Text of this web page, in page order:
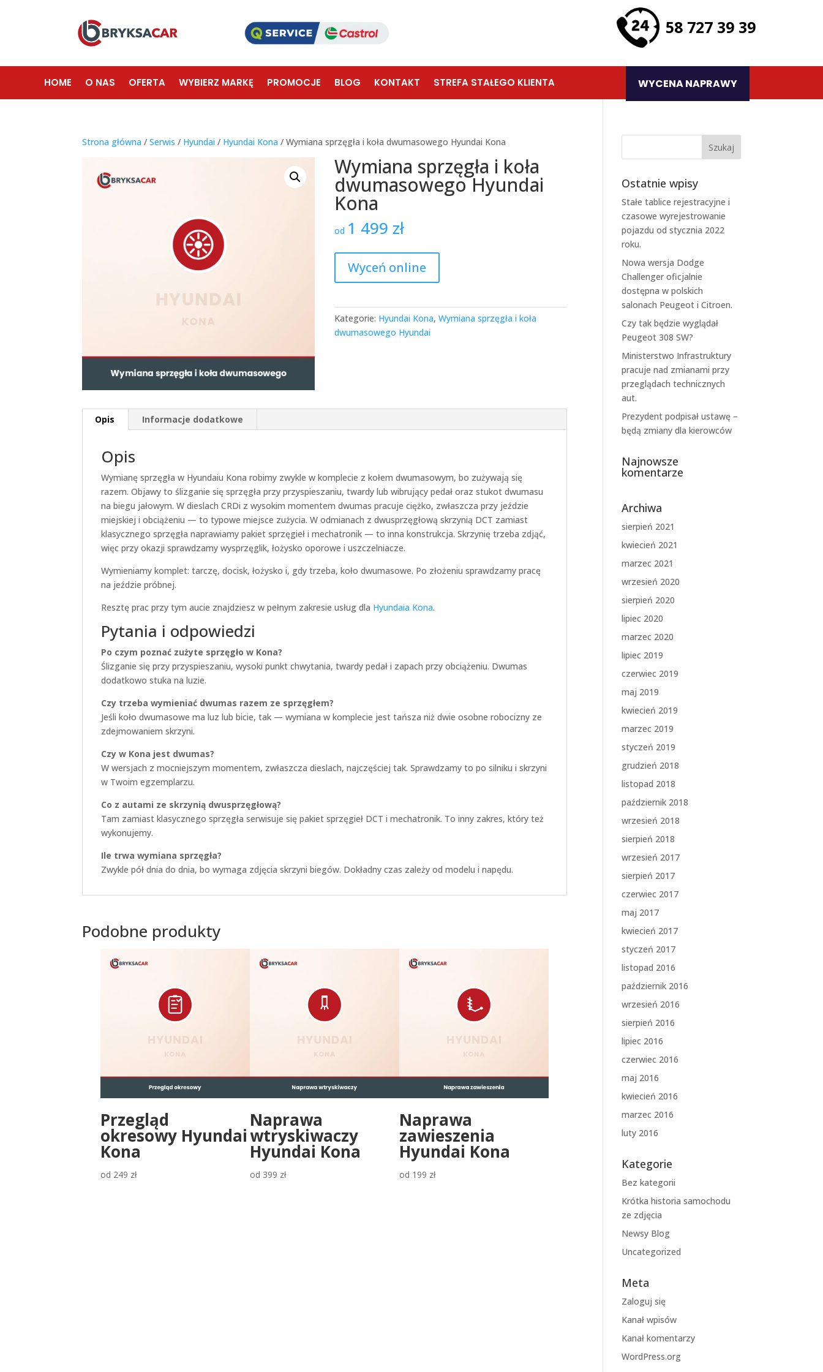
58 727 39 39
HOME O NAS OFERTA WYBIERZ MARKĘ PROMOCJE BLOG KONTAKT STREFA STAŁEGO KLIENTA WYCENA NAPRAWY
Strona główna /Serwis / Hyundai / Hyundai Kona / Wymiana sprzęgła i koła dwumasowego Hyundai Kona
Wymiana sprzęgła i koła
dwumasowego Hyundai
Kona
od 1 499 zł
Wyceń online
Kategorie: Hyundai Kona,Wymiana sprzęgła i koła
dwumasowego Hyundai
Opis Informacje dodatkowe
Opis
Wymianę sprzęgła w Hyundaiu Kona robimy zwykle w komplecie z kołem dwumasowym, bo zużywają się
razem. Objawy to ślizganie się sprzęgła przy przyspieszaniu, twardy lub wibrujący pedał oraz stukot dwumasu
na biegu jałowym. W dieslach CRDi z wysokim momentem dwumas pracuje ciężko, zwłaszcza przy jeździe
miejskiej i obciążeniu — to typowe miejsce zużycia. W odmianach z dwusprzęgłową skrzynią DCT zamiast
klasycznego sprzęgła naprawiamy pakiet sprzęgieł i mechatronik — to inna konstrukcja. Skrzynię trzeba zdjąć,
więc przy okazji sprawdzamy wysprzęglik, łożysko oporowe i uszczelniacze.
Wymieniamy komplet: tarczę, docisk, łożysko i, gdy trzeba, koło dwumasowe. Po złożeniu sprawdzamy pracę
na jeździe próbnej.
Resztę prac przy tym aucie znajdziesz w pełnym zakresie usług dla Hyundaia Kona.
Pytania i odpowiedzi
Po czym poznać zużyte sprzęgło w Kona?
Ślizganie się przy przyspieszaniu, wysoki punkt chwytania, twardy pedał i zapach przy obciążeniu. Dwumas
dodatkowo stuka na luzie.
Czy trzeba wymieniać dwumas razem ze sprzęgłem?
Jeśli koło dwumasowe ma luz lub bicie, tak — wymiana w komplecie jest tańsza niż dwie osobne robocizny ze
zdejmowaniem skrzyni.
Czy w Kona jest dwumas?
W wersjach z mocniejszym momentem, zwłaszcza dieslach, najczęściej tak. Sprawdzamy to po silniku i skrzyni
w Twoim egzemplarzu.
Co z autami ze skrzynią dwusprzęgłową?
Tam zamiast klasycznego sprzęgła serwisuje się pakiet sprzęgieł DCT i mechatronik. To inny zakres, który też
wykonujemy.
Ile trwa wymiana sprzęgła?
Zwykle pół dnia do dnia, bo wymaga zdjęcia skrzyni biegów. Dokładny czas zależy od modelu i napędu.
Podobne produkty
Przegląd
okresowy Hyundai
Kona
od 249 zł
Naprawa
wtryskiwaczy
Hyundai Kona
od 399 zł
Naprawa
zawieszenia
Hyundai Kona
od 199 zł
Ostatnie wpisy
Stałe tablice rejestracyjne i
czasowe wyrejestrowanie
pojazdu od stycznia 2022
roku.
Nowa wersja Dodge
Challenger oficjalnie
dostępna w polskich
salonach Peugeot i Citroen.
Czy tak będzie wyglądał
Peugeot 308 SW?
Ministerstwo Infrastruktury
pracuje nad zmianami przy
przeglądach technicznych
aut.
Prezydent podpisał ustawę –
będą zmiany dla kierowców
Najnowsze
komentarze
Archiwa
sierpień 2021
kwiecień 2021
marzec 2021
wrzesień 2020
sierpień 2020
lipiec 2020
marzec 2020
lipiec 2019
czerwiec 2019
maj 2019
kwiecień 2019
marzec 2019
styczeń 2019
grudzień 2018
listopad 2018
październik 2018
wrzesień 2018
sierpień 2018
wrzesień 2017
sierpień 2017
czerwiec 2017
maj 2017
kwiecień 2017
styczeń 2017
listopad 2016
październik 2016
wrzesień 2016
sierpień 2016
lipiec 2016
czerwiec 2016
maj 2016
kwiecień 2016
marzec 2016
luty 2016
Kategorie
Bez kategorii
Krótka historia samochodu
ze zdjęcia
Newsy Blog
Uncategorized
Meta
Zaloguj się
Kanał wpisów
Kanał komentarzy
WordPress.org